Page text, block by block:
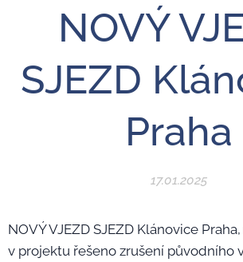
NOVÝ
SJEZD
Praha
17.01.2025
NOVÝ VJEZD SJEZD Klánovice
v projektu řešeno zrušení původního